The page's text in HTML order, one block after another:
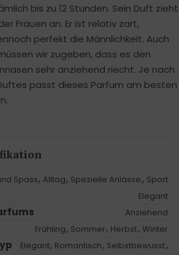
bis zu 12 Stunden. Sein Duft zieht
Frauen an. Er ist relativ zart,
perfekt die Männlichkeit. Auch
wir zugeben, dass es den
sehr anziehend riecht. Je nach
passt dieses Parfum am besten
Spass, Alltag, Spezielle Anlässe , Sport
Elegant
Anziehend
Frühling, Sommer, Herbst, Winter
Elegant, Romantisch, Selbstbewusst,